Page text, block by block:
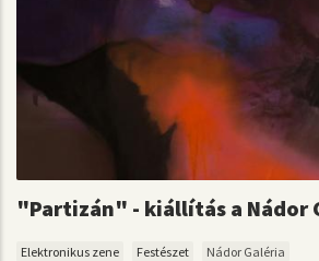
"Partizán" - kiállítás a Nádor
Elektronikus zene Festészet Nádor Galéria